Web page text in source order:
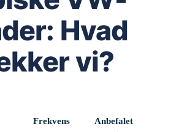
Hvad
vi?
Frekvens
Anbefalet